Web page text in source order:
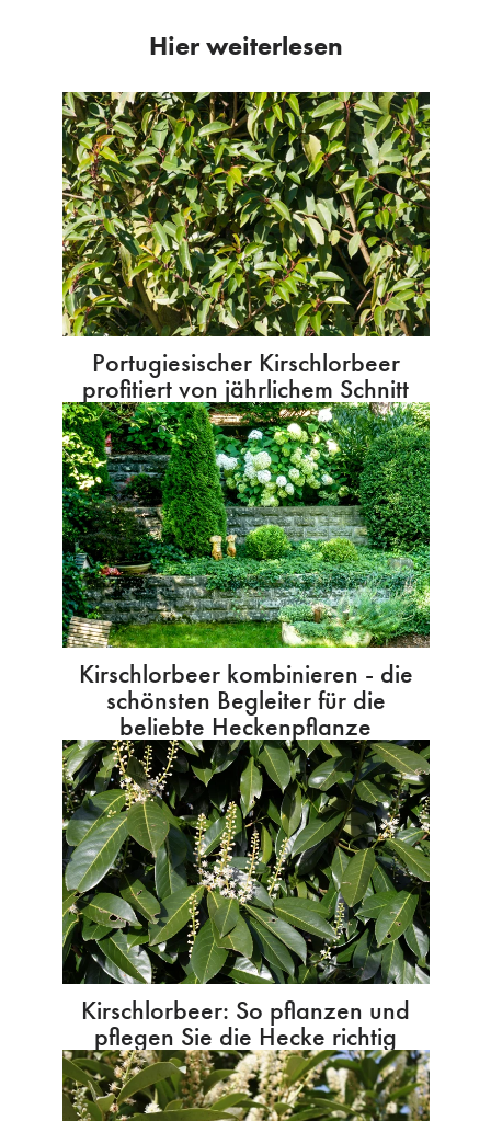
Hier weiterlesen
Portugiesischer Kirschlorbeer
profitiert von jährlichem Schnitt
Kirschlorbeer kombinieren - die
schönsten Begleiter für die
beliebte Heckenpflanze
Kirschlorbeer: So pflanzen und
pflegen Sie die Hecke richtig